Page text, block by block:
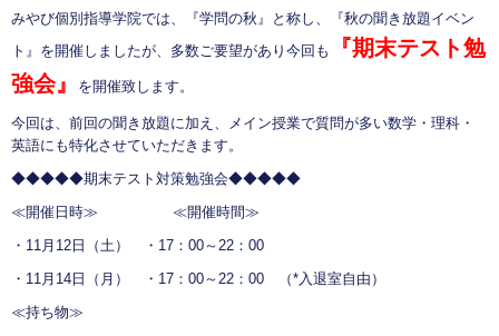
みやび個別指導学院では、『学問の秋』と称し、『秋の聞き放題イベン
ト』を開催しましたが、多数ご要望があり今回も
『期末テスト勉
強会』
を開催致します。
今回は、前回の聞き放題に加え、メイン授業で質問が多い数学・理科・
英語にも特化させていただきます。
◆◆◆◆◆期末テスト対策勉強会◆◆◆◆◆
≪開催日時≫ ≪開催時間≫
・11月12日（土） ・17：00～22：00
・11月14日（月） ・17：00～22：00 （*入退室自由）
≪持ち物≫